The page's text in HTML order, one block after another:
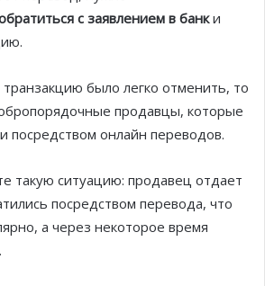
с заявлением в банки
было легко отменить, то
продавцы, которые
посредством онлайн переводов.
такую ситуацию: продавец отдает
посредством перевода, что
а через некоторое время